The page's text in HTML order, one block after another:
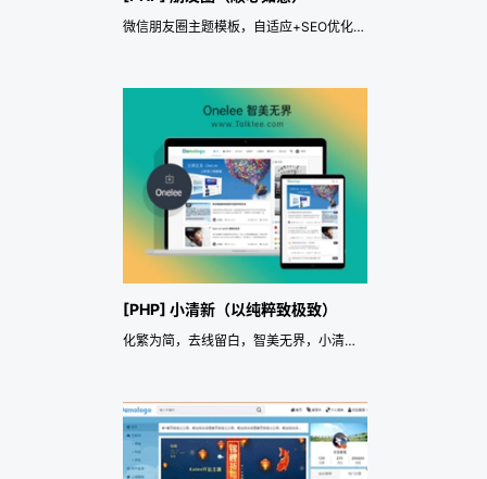
微信朋友圈主题模板，自适应+SEO优化。
[PHP] 小清新（以纯粹致极致）
化繁为简，去线留白，智美无界，小清新Pjax主题，自适应+SEO优化。